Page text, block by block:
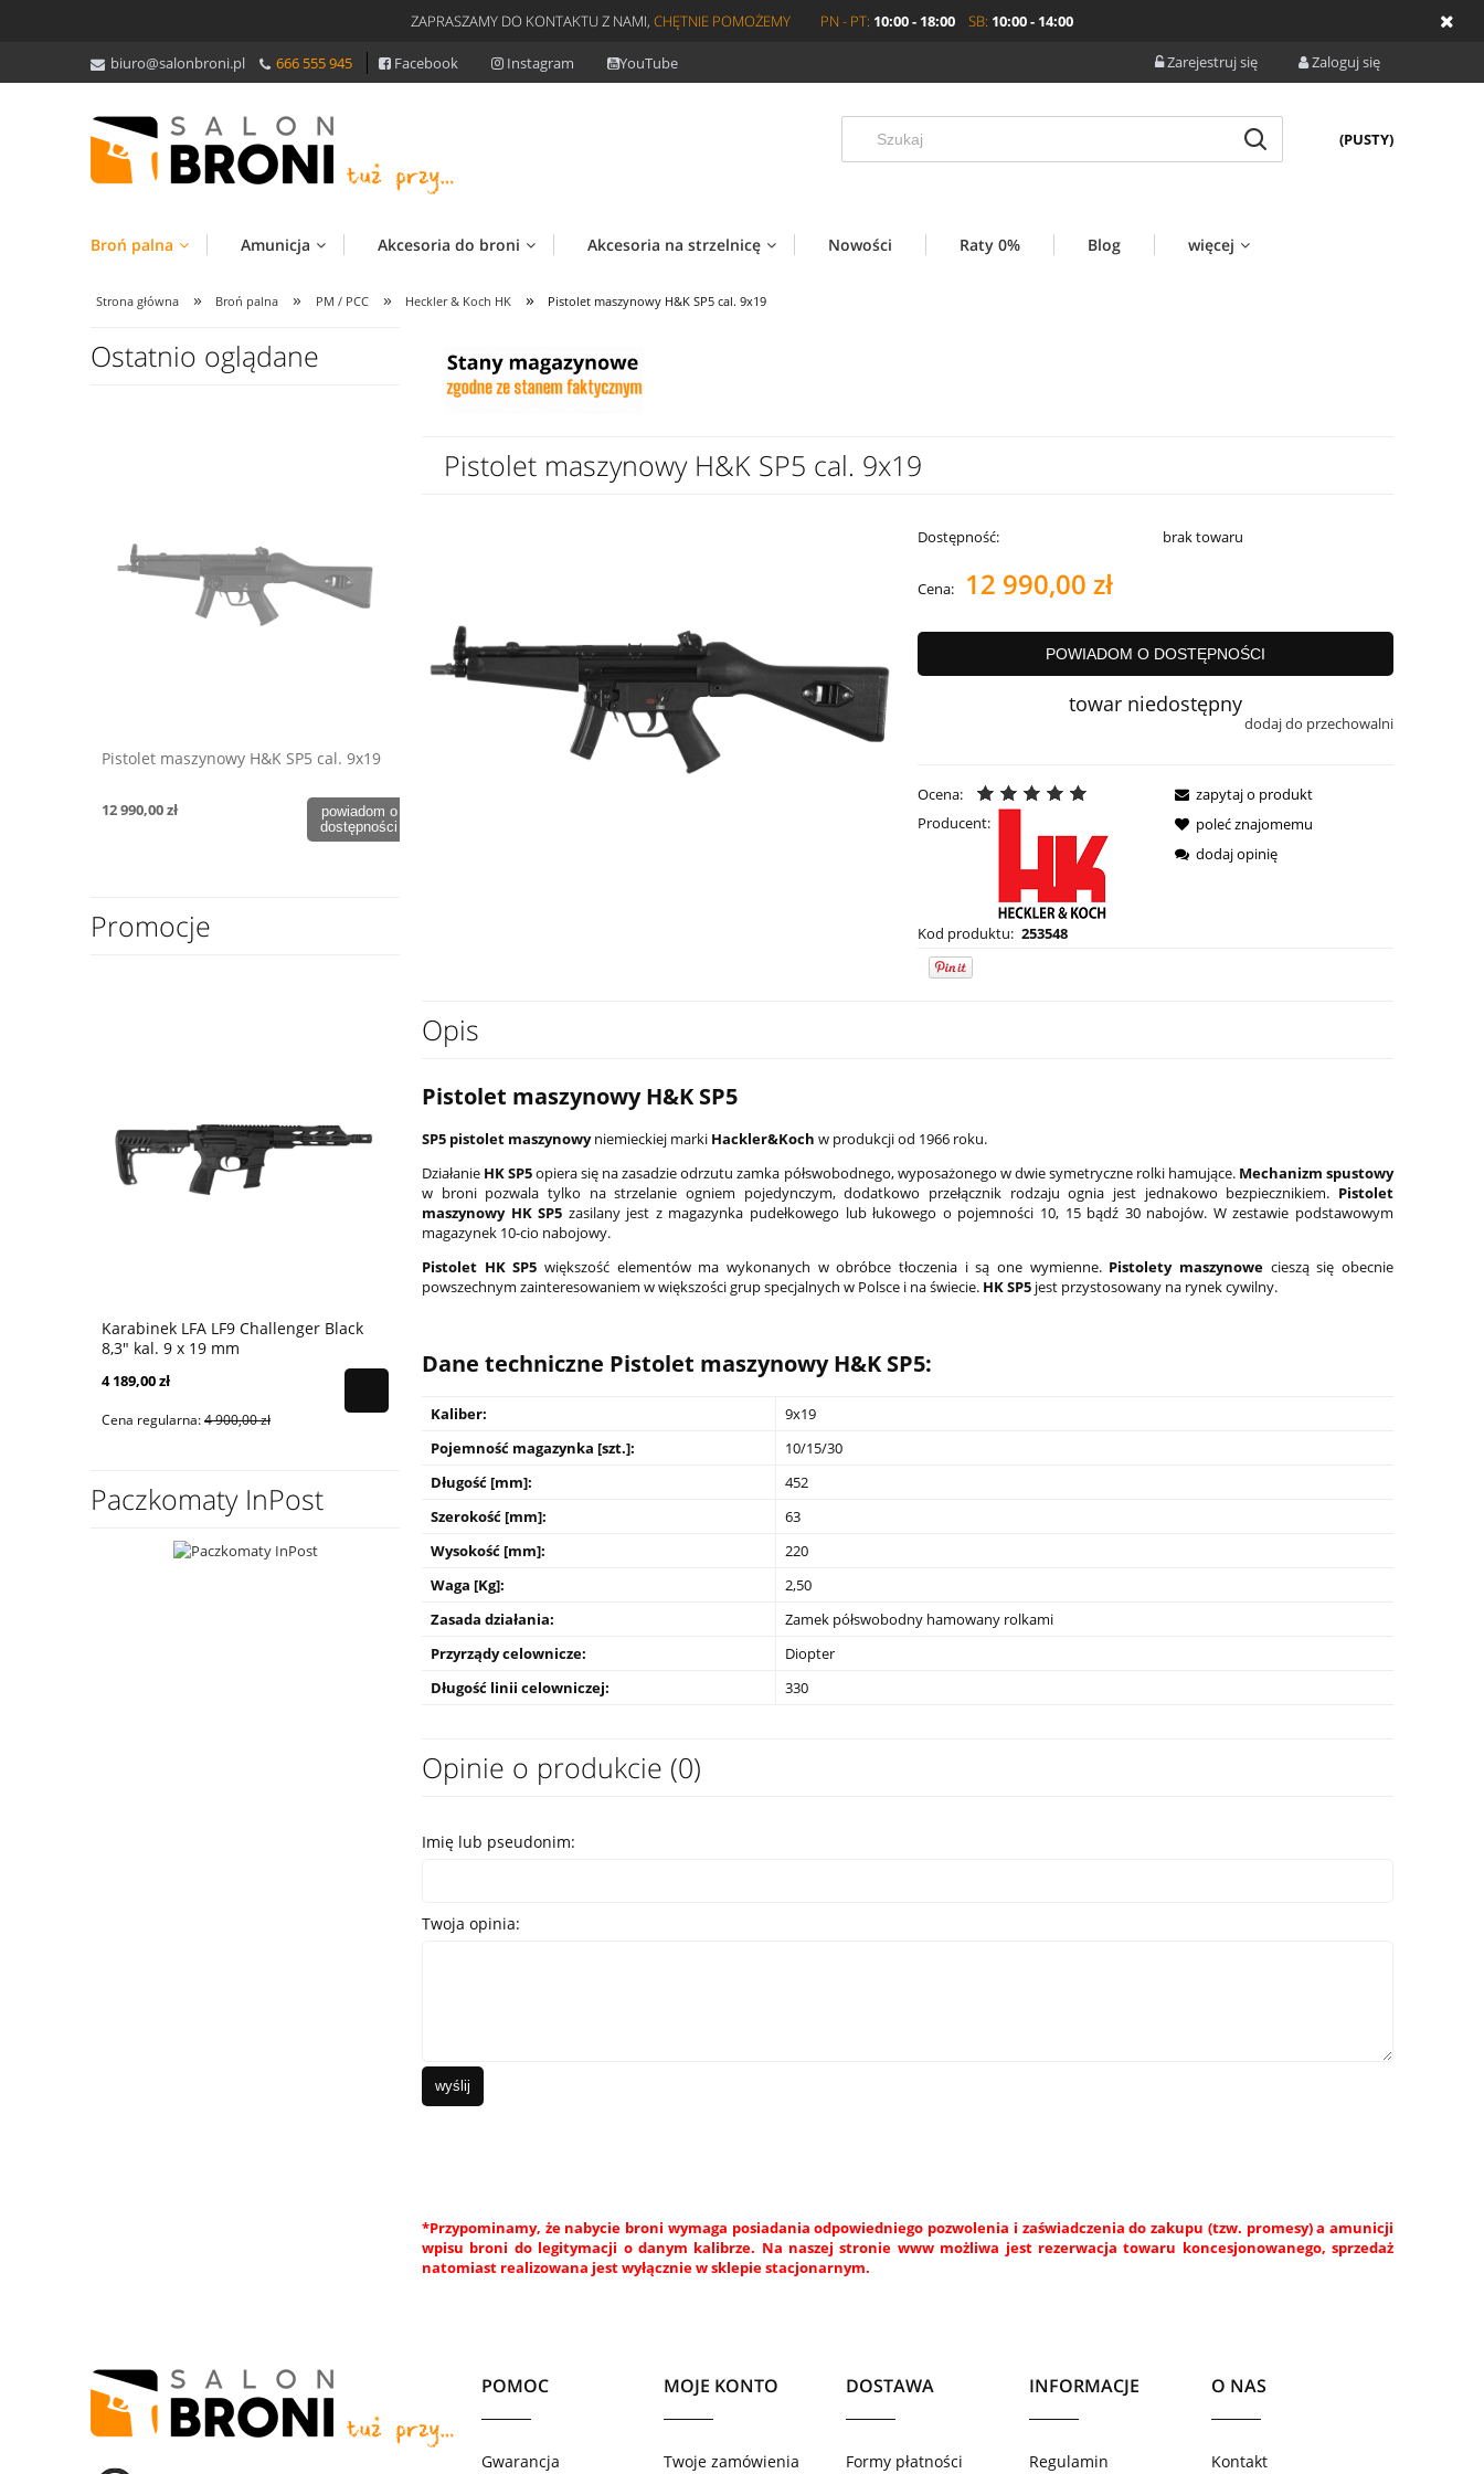
ZAPRASZAMY DO KONTAKTU Z NAMI, CHĘTNIE POMOŻEMY PN - PT: 10:00 - 18:00 SB: 10:00 - 14:00
biuro@salonbroni.pl 666 555 945 Facebook Instagram YouTube Zarejestruj się Zaloguj się
(PUSTY)
Broń palna Amunicja Akcesoria do broni Akcesoria na strzelnicę Nowości Raty 0% Blog więcej
Strona główna » Broń palna » PM / PCC » Heckler & Koch HK » Pistolet maszynowy H&K SP5 cal. 9x19
Ostatnio oglądane
Pistolet maszynowy H&K SP5 cal. 9x19
12 990,00 zł
powiadom o
dostępności
Promocje
Karabinek LFA LF9 Challenger Black
8,3" kal. 9 x 19 mm
4 189,00 zł
Cena regularna:4 900,00 zł Cena regularna:
2 149,00 zł
Cena regularna:
Paczkomaty InPost
Pistolet maszynowy H&K SP5 cal. 9x19
Dostępność: brak towaru
Cena: 12 990,00 zł
POWIADOM O DOSTĘPNOŚCI
towar niedostępny
dodaj do przechowalni
Ocena:
Producent:
Kod produktu: 253548
zapytaj o produkt
poleć znajomemu
dodaj opinię
Opis
Pistolet maszynowy H&K SP5
SP5 pistolet maszynowyniemieckiej marki Hackler&Koch w produkcji od 1966 roku.
Działanie HK SP5opiera się na zasadzie odrzutu zamka półswobodnego, wyposażonego w dwie symetryczne rolki hamujące. Mechanizm spustowy
w broni pozwala tylko na strzelanie ogniem pojedynczym, dodatkowo przełącznik rodzaju ognia jest jednakowo bezpiecznikiem. Pistolet
maszynowy HK SP5 zasilany jest z magazynka pudełkowego lub łukowego o pojemności 10, 15 bądź 30 nabojów. W zestawie podstawowym
magazynek 10-cio nabojowy.
Pistolet HK SP5 większość elementów ma wykonanych w obróbce tłoczenia i są one wymienne. Pistolety maszynowe cieszą się obecnie
powszechnym zainteresowaniem w większości grup specjalnych w Polsce i na świecie. HK SP5 jest przystosowany na rynek cywilny.
Dane techniczne Pistolet maszynowy H&K SP5:
Kaliber:
9x19
Pojemność magazynka [szt.]:
10/15/30
Długość [mm]:
452
Szerokość [mm]:
63
Wysokość [mm]:
220
Waga [Kg]:
2,50
Zasada działania:
Zamek półswobodny hamowany rolkami
Przyrządy celownicze:
Diopter
Długość linii celowniczej:
330
Opinie o produkcie (0)
Imię lub pseudonim:
Twoja opinia:
wyślij
*Przypominamy, że nabycie broni wymaga posiadania odpowiedniego pozwolenia i zaświadczenia do zakupu (tzw. promesy) a amunicji
wpisu broni do legitymacji o danym kalibrze. Na naszej stronie www możliwa jest rezerwacja towaru koncesjonowanego, sprzedaż
natomiast realizowana jest wyłącznie w sklepie stacjonarnym.
POMOC
Gwarancja
MOJE KONTO
Twoje zamówienia
DOSTAWA
Formy płatności
INFORMACJE
Regulamin
O NAS
Kontakt